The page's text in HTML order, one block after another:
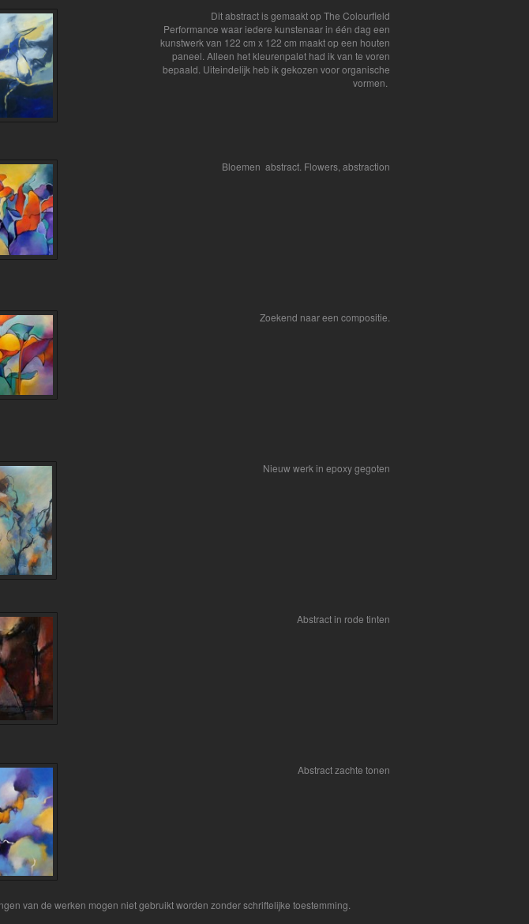
Dit abstract is gemaakt op The Colourfield
Performance waar iedere kunstenaar in één dag een
kunstwerk van 122 cm x 122 cm maakt op een houten
paneel. Alleen het kleurenpalet had ik van te voren
bepaald. Uiteindelijk heb ik gekozen voor organische
vormen.
Bloemen abstract. Flowers, abstraction
Zoekend naar een compositie.
Nieuw werk in epoxy gegoten
Abstract in rode tinten
Abstract zachte tonen
van de werken mogen niet gebruikt worden zonder schriftelijke toestemming.